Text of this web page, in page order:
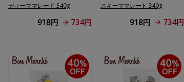
ディーママレード 340g
918円 734円
スキーママレード 340g
918円 734円